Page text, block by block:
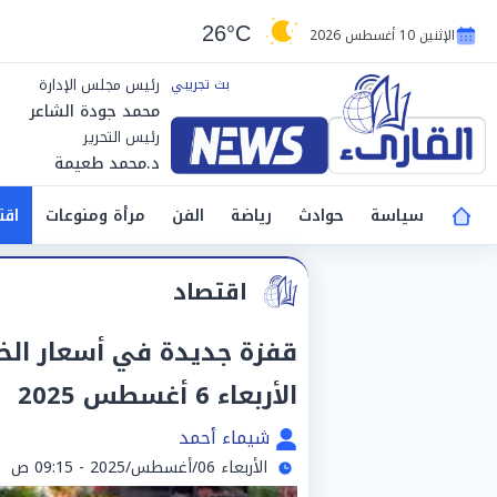
الإثنين 10 أغسطس 2026 26°C
رئيس مجلس الإدارة
محمد جودة الشاعر
رئيس التحرير
د.محمد طعيمة
سياسة
حوادث رياضة الفن مرأة ومنوعات
اقتصاد
قفزة جديدة في أسعار
الأربعاء 6 أغسطس 2025
شيماء أحمد
الأربعاء 06/أغسطس/2025 - 09:15 ص